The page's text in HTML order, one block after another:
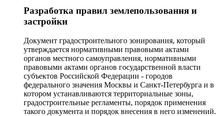
Разработка правил землепользования и
застройки
Документ градостроительного зонирования, который
утверждается нормативными правовыми актами
органов местного самоуправления, нормативными
правовыми актами органов государственной власти
субъектов Российской Федерации - городов
федерального значения Москвы и Санкт-Петербурга и в
котором устанавливаются территориальные зоны,
градостроительные регламенты, порядок применения
такого документа и порядок внесения в него изменений.